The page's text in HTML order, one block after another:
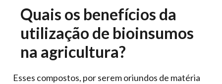
Quais os benefícios da
utilização de bioinsumos
na agricultura?
Esses compostos, por serem oriundos de matéria